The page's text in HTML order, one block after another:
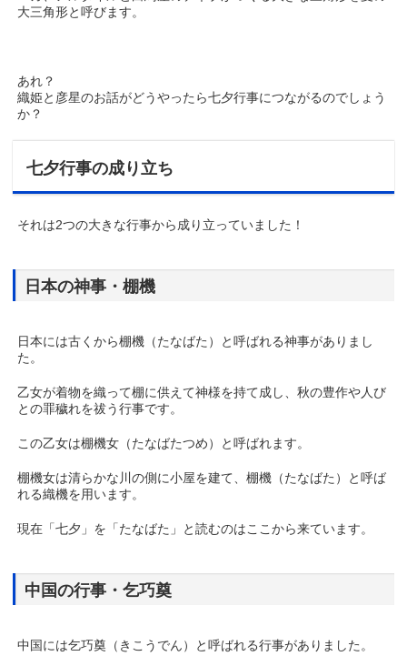
大三角形と呼びます。
あれ？
織姫と彦星のお話がどうやったら七夕行事につながるのでしょう
か？
七夕行事の成り立ち
それは2つの大きな行事から成り立っていました！
日本の神事・棚機
日本には古くから棚機（たなばた）と呼ばれる神事がありまし
た。
乙女が着物を織って棚に供えて神様を持て成し、秋の豊作や人び
との罪穢れを祓う行事です。
この乙女は棚機女（たなばたつめ）と呼ばれます。
棚機女は清らかな川の側に小屋を建て、棚機（たなばた）と呼ば
れる織機を用います。
現在「七夕」を「たなばた」と読むのはここから来ています。
中国の行事・乞巧奠
中国には乞巧奠（きこうでん）と呼ばれる行事がありました。